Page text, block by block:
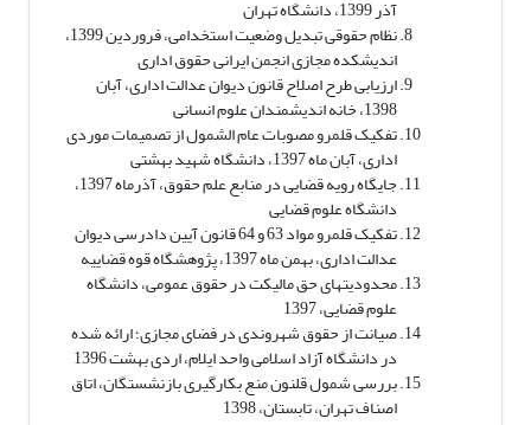
آذر 1399، دانشگاه تهران
نظام حقوقی تبدیل وضعیت استخدامی، فروردین 1399،
اندیشکده مجازی انجمن ایرانی حقوق اداری
ارزیابی طرح اصلاح قانون دیوان عدالت اداری، آبان
1398، خانه اندیشمندان علوم انسانی
تفکیک قلمرو مصوبات عام الشمول از تصمیمات موردی
اداری، آبان ماه 1397، دانشگاه شهید بهشتی
جایگاه رویه قضایی در منابع علم حقوق، آذرماه 1397،
دانشگاه علوم قضایی
تفکیک قلمرو مواد 63 و 64 قانون آیین دادرسی دیوان
عدالت اداری، بهمن ماه 1397، پژوهشگاه قوه قضاییه
محدودیت­های حق مالیکت در حقوق عمومی، دانشگاه
علوم قضایی، 1397
صیانت از حقوق شهروندی در فضای مجازی؛ ارائه شده
در دانشگاه آزاد اسلامی واحد ایلام، اردی بهشت 1396
بررسی شمول قلنون منع بکارگیری بازنشستگان، اتاق
اصناف تهران، تابستان، 1398